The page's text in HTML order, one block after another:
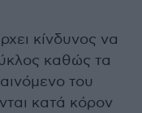
κίνδυνος να
καθώς τα
του
κατά κόρον